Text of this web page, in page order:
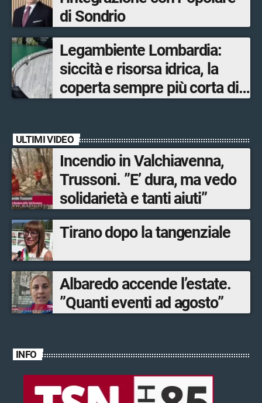
di Sondrio
Legambiente Lombardia:
siccità e risorsa idrica, la
coperta sempre più corta di
ULTIMI VIDEO
Incendio in Valchiavenna,
Trussoni. ”E’ dura, ma vedo
solidarietà e tanti aiuti”
Tirano dopo la tangenziale
Albaredo accende l’estate.
”Quanti eventi ad agosto”
INFO